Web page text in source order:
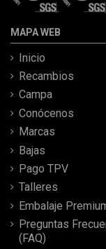
MAPA WEB
Inicio
Recambios
Campa
Conócenos
Marcas
Bajas
Pago TPV
Talleres
Embalaje
Preguntas
(FAQ)